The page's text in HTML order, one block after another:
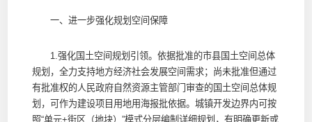
一、进一步强化规划空间保障
1.强化国土空间规划引领。依据批准的市县国土空间总体
规划，全力支持地方经济社会发展空间需求；尚未批准但通过
有批准权的人民政府自然资源主管部门审查的国土空间总体规
划，可作为建设项目用地用海报批依据。城镇开发边界内可按
照“单元+街区（地块）”模式分层编制详细规划，有明确更新或